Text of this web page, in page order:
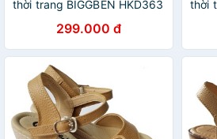
thời trang BIGGBEN HKD363
299.000 đ
thời